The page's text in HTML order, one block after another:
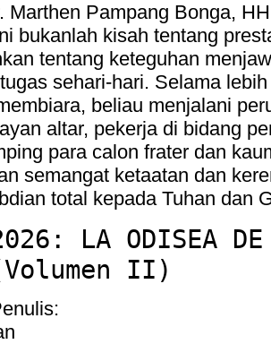
Marthen Pampang Bonga,
bukanlah kisah tentang
tentang keteguhan
sehari-hari. Selama
beliau menjalani
altar, pekerja di bidang
para calon frater dan
semangat ketaatan dan
total kepada Tuhan dan
LA ODISEA DE
II)